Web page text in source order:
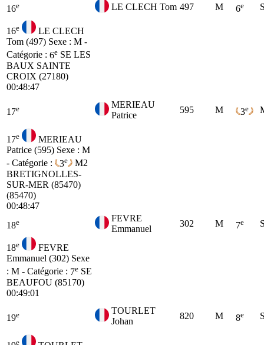
16e LE CLECH Tom 497 M 6e
16e
LE CLECH
Tom (497) Sexe : M -
Catégorie : 6e SE LES
BAUX SAINTE
CROIX (27180)
00:48:47
17e
MERIEAU
Patrice
595 M 3e
17e
MERIEAU
Patrice (595) Sexe : M
- Catégorie :
3e
M2
BRETIGNOLLES-
SUR-MER (85470)
(85470)
00:48:47
18e
FEVRE
Emmanuel
302 M 7e
18e
FEVRE
Emmanuel (302) Sexe
: M - Catégorie : 7e SE
BEAUFOU (85170)
00:49:01
19e
TOURLET
Johan
820 M 8e
e